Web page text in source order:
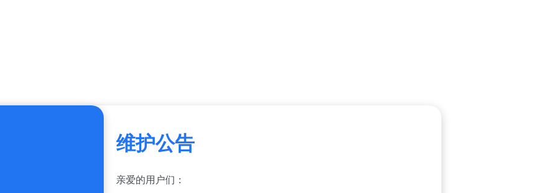
维护公告
亲爱的用户们：